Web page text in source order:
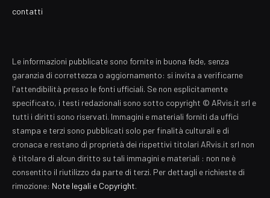
contatti
Le informazioni pubblicate sono fornite in buona fede, senza
garanzia di correttezza o aggiornamento: si invita a verificarne
l'attendibilità presso le fonti ufficiali. Se non esplicitamente
specificato, i testi redazionali sono sotto copyright © ARvis.it srl e
tutti i diritti sono riservati. Immagini e materiali forniti da uffici
stampa e terzi sono pubblicati solo per finalità culturali e di
cronaca e restano di proprietà dei rispettivi titolari ARvis.it srl non
è titolare di alcun diritto su tali immagini e materiali : non ne è
consentito il riutilizzo da parte di terzi. Per dettagli e richieste di
rimozione: Note legali e Copyright.